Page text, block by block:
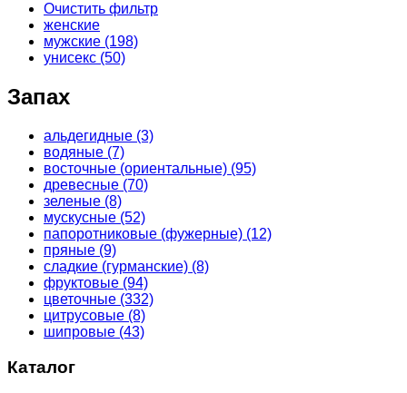
Очистить фильтр
женские
мужские (198)
унисекс (50)
Запах
альдегидные (3)
водяные (7)
восточные (ориентальные) (95)
древесные (70)
зеленые (8)
мускусные (52)
папоротниковые (фужерные) (12)
пряные (9)
сладкие (гурманские) (8)
фруктовые (94)
цветочные (332)
цитрусовые (8)
шипровые (43)
Каталог